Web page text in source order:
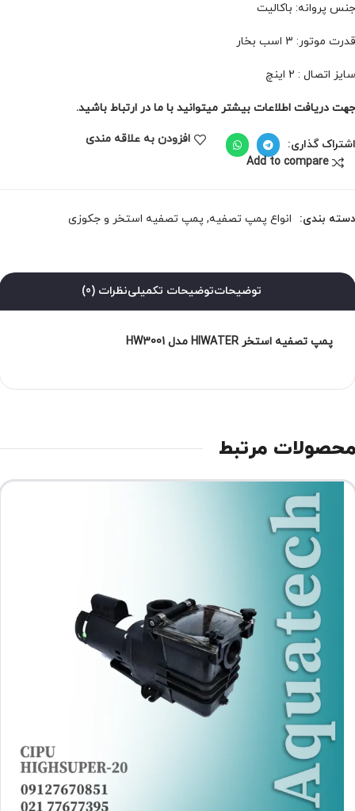
پروانه: باکالیت
موتور: 3 اسب بخار
اتصال : 2 اینچ
دریافت اطلاعات بیشتر میتوانید با ما در ارتباط باشید.
گذاری:
افزودن به علاقه مندی
Add to compare
بندی: انواع پمپ تصفیه, پمپ تصفیه استخر و جکوزی
توضیحاتتوضیحات تکمیلینظرات (0)
پمپ تصفیه استخر HIWATER مدل HW3001
مرتبط